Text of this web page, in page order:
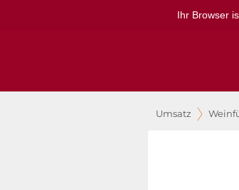
Ihr Browser
Umsatz